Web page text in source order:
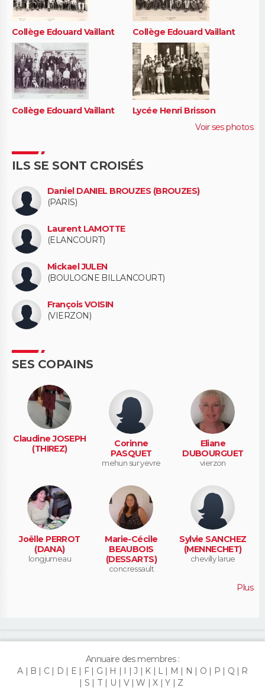
Collège Edouard Vaillant Collège Edouard Vaillant
Collège Edouard Vaillant
Lycée Henri Brisson
Voir ses photos
ILS SE SONT CROISÉS
Daniel DANIEL BROUZES (BROUZES)
(PARIS)
Laurent LAMOTTE
(ELANCOURT)
Mickael JULEN
(BOULOGNE BILLANCOURT)
François VOISIN
(VIERZON)
SES COPAINS
Claudine JOSEPH
(THIREZ)
Corinne
PASQUET
mehun sur yevre
Eliane
DUBOURGUET
vierzon
Joëlle PERROT
(DANA)
longjumeau
Marie-Cécile
BEAUBOIS
(DESSARTS)
concressault
Sylvie SANCHEZ
(MENNECHET)
chevilly larue
Plus
Annuaire des membres :
A
B C D E F G H I J K L M N O P Q
R
S
T U V W X Y Z